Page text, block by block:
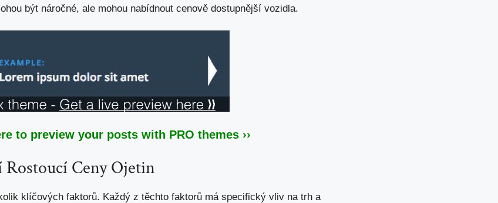
být náročné, ale mohou nabídnout cenově dostupnější vozidla.
to preview your posts with PRO themes ››
Ceny Ojetin
klíčových faktorů. Každý z těchto faktorů má specifický vliv na trh a